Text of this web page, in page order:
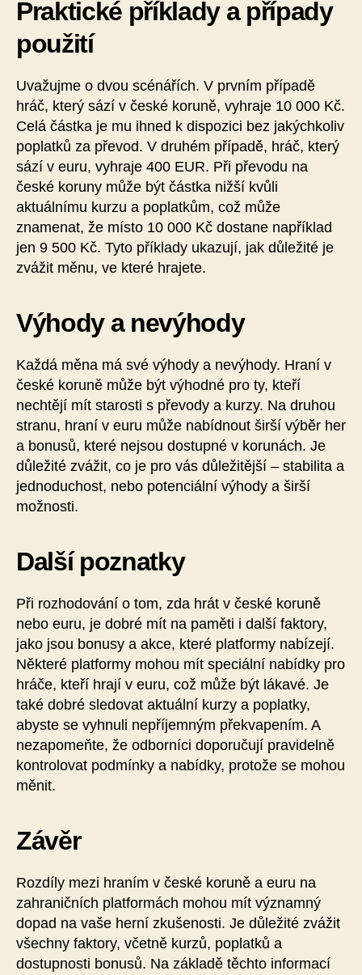
Praktické příklady a případy
použití
Uvažujme o dvou scénářích. V prvním případě
hráč, který sází v české koruně, vyhraje 10 000 Kč.
Celá částka je mu ihned k dispozici bez jakýchkoliv
poplatků za převod. V druhém případě, hráč, který
sází v euru, vyhraje 400 EUR. Při převodu na
české koruny může být částka nižší kvůli
aktuálnímu kurzu a poplatkům, což může
znamenat, že místo 10 000 Kč dostane například
jen 9 500 Kč. Tyto příklady ukazují, jak důležité je
zvážit měnu, ve které hrajete.
Výhody a nevýhody
Každá měna má své výhody a nevýhody. Hraní v
české koruně může být výhodné pro ty, kteří
nechtějí mít starosti s převody a kurzy. Na druhou
stranu, hraní v euru může nabídnout širší výběr her
a bonusů, které nejsou dostupné v korunách. Je
důležité zvážit, co je pro vás důležitější – stabilita a
jednoduchost, nebo potenciální výhody a širší
možnosti.
Další poznatky
Při rozhodování o tom, zda hrát v české koruně
nebo euru, je dobré mít na paměti i další faktory,
jako jsou bonusy a akce, které platformy nabízejí.
Některé platformy mohou mít speciální nabídky pro
hráče, kteří hrají v euru, což může být lákavé. Je
také dobré sledovat aktuální kurzy a poplatky,
abyste se vyhnuli nepříjemným překvapením. A
nezapomeňte, že odborníci doporučují pravidelně
kontrolovat podmínky a nabídky, protože se mohou
měnit.
Závěr
Rozdíly mezi hraním v české koruně a euru na
zahraničních platformách mohou mít významný
dopad na vaše herní zkušenosti. Je důležité zvážit
všechny faktory, včetně kurzů, poplatků a
dostupnosti bonusů. Na základě těchto informací